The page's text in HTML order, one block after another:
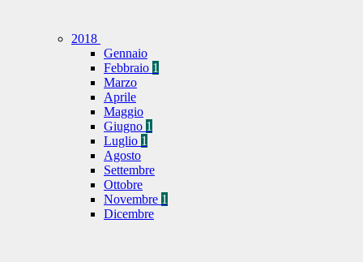
2018
Gennaio
Febbraio 1
Marzo
Aprile
Maggio
Giugno 1
Luglio 1
Agosto
Settembre
Ottobre
Novembre 1
Dicembre